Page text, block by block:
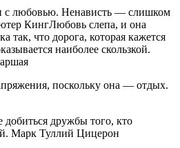
с любовью. Ненависть — слишком
КингЛюбовь слепа, и она
так, что дорога, которая кажется
наиболее скользкой.
поскольку она — отдых.
дружбы того, кто
Марк Туллий Цицерон